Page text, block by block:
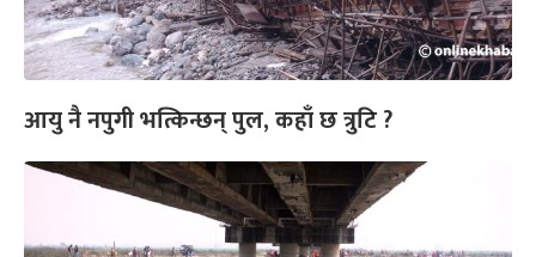
आयु नै नपुगी भत्किन्छन् पुल, कहाँ छ त्रुटि ?